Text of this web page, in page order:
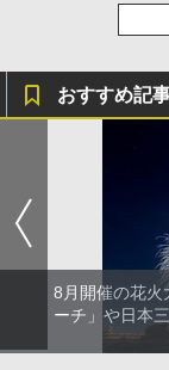
おすすめ記
8月開催の花火
ーチ」や日本